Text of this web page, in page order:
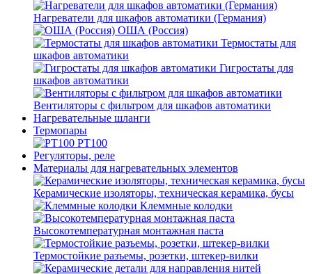
Нагреватели для шкафов автоматики (Германия)
ОША (Россия)
Термостаты для
шкафов автоматики
Гигростаты для
шкафов автоматики
Вентиляторы с фильтром для шкафов автоматики
Нагревательные шланги
Термопары
PT100
Регуляторы, реле
Материалы для нагревательных элементов
Керамические изоляторы, техническая керамика, бусы
Клеммные колодки
Высокотемпературная монтажная паста
Термостойкие разъемы, розетки, штекер-вилки